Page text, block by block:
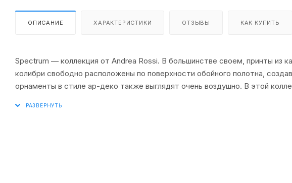
ОПИСАНИЕ ХАРАКТЕРИСТИКИ ОТЗЫВЫ КАК КУПИТЬ
Spectrum — коллекция от Andrea Rossi. В большинстве своем, принты из
колибри свободно расположены по поверхности обойного полотна,
орнаменты в стиле ар-деко также выглядят очень воздушно. В этой